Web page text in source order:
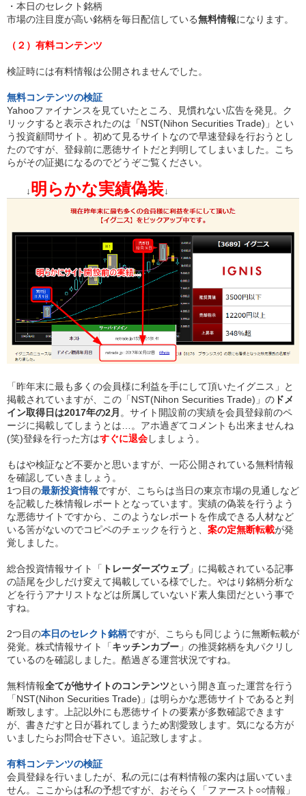
・本日のセレクト銘柄
市場の注目度が高い銘柄を毎日配信している無料情報になります。
（２）有料コンテンツ
検証時には有料情報は公開されませんでした。
無料コンテンツの検証
Yahooファイナンスを見ていたところ、見慣れない広告を発見。ク
リックすると表示されたのは「NST(Nihon Securities Trade)」とい
う投資顧問サイト。初めて見るサイトなので早速登録を行おうとし
たのですが、登録前に悪徳サイトだと判明してしまいました。こち
らがその証拠になるのでどうぞご覧ください。
↓明らかな実績偽装↓
「昨年末に最も多くの会員様に利益を手にして頂いたイグニス」と
掲載されていますが、この「NST(Nihon Securities Trade)」の ドメ
イン取得日は2017年の2月 。サイト開設前の実績を会員登録前のペ
ージに掲載してしまうとは…。アホ過ぎてコメントも出来ませんね
(笑)登録を行った方はすぐに退会しましょう。
もはや検証など不要かと思いますが、一応公開されている無料情報
を確認していきましょう。
1つ目の最新投資情報ですが、こちらは当日の東京市場の見通しなど
を記載した株情報レポートとなっています。実績の偽装を行うよう
な悪徳サイトですから、このようなレポートを作成できる人材など
いる筈がないのでコピペのチェックを行うと、 案の定無断転載が発
覚しました。
総合投資情報サイト「 トレーダーズウェブ」に掲載されている記事
の語尾を少しだけ変えて掲載している様でした。やはり銘柄分析な
どを行うアナリストなどは所属していないド素人集団だという事で
すね。
2つ目の本日のセレクト銘柄ですが、こちらも同じように無断転載が
発覚。株式情報サイト「キッチンカブー 」の推奨銘柄を丸パクリし
ているのを確認しました。酷過ぎる運営状況ですね。
無料情報全てが他サイトのコンテンツという開き直った運営を行う
「NST(Nihon Securities Trade)」は明らかな悪徳サイトであると判
断致します。上記以外にも悪徳サイトの要素が多数確認できます
が、書きだすと日が暮れてしまうため割愛致します。気になる方が
いましたらお問合せ下さい。追記致しますよ。
有料コンテンツの検証
会員登録を行いましたが、私の元には有料情報の案内は届いていま
せん。ここからは私の予想ですが、おそらく「ファースト○○情報」